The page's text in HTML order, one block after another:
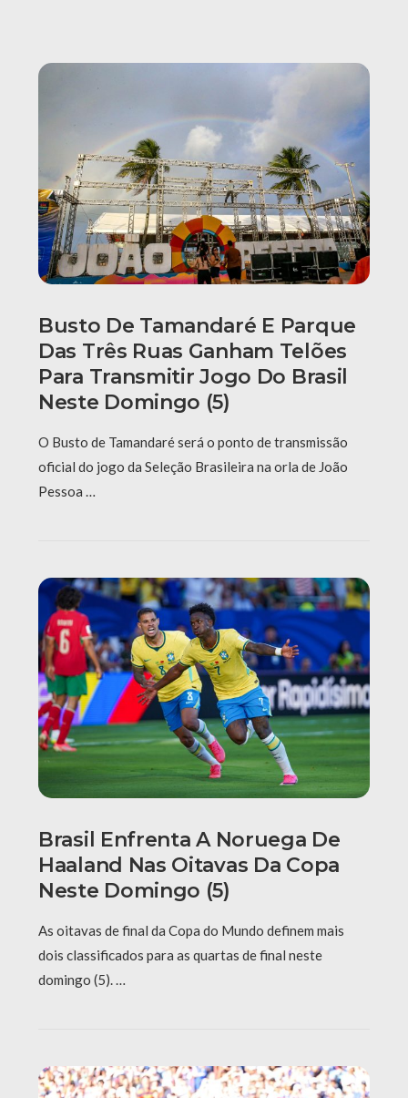
Busto De Tamandaré E Parque
Das Três Ruas Ganham Telões
Para Transmitir Jogo Do Brasil
Neste Domingo (5)
O Busto de Tamandaré será o ponto de transmissão
oficial do jogo da Seleção Brasileira na orla de João
Pessoa …
Brasil Enfrenta A Noruega De
Haaland Nas Oitavas Da Copa
Neste Domingo (5)
As oitavas de final da Copa do Mundo definem mais
dois classificados para as quartas de final neste
domingo (5). …